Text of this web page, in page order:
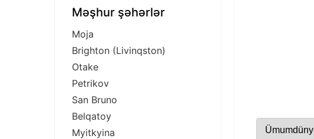
Məşhur şəhərlər
Moja
Brighton (Livinqston)
Otake
Petrikov
San Bruno
Belqatoy
Myitkyina